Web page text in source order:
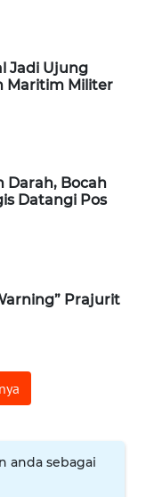
Jadi Ujung
Maritim Militer
Darah, Bocah
Datangi Pos
Prajurit
anda sebagai